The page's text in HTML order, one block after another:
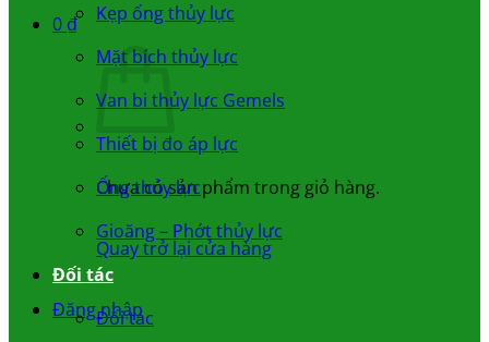
0 ₫
Chưa có sản phẩm trong giỏ hàng.
Quay trở lại cửa hàng
Đăng nhập
Kẹp ống thủy lực
Mặt bích thủy lực
Van bi thủy lực Gemels
Thiết bị đo áp lực
Ống thủy lực
Gioăng – Phớt thủy lực
Đối tác
Đối tác